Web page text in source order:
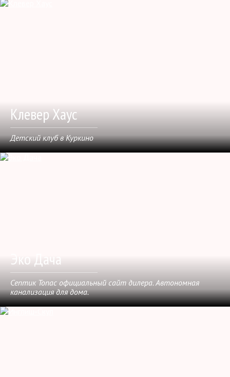
Клевер Хаус
Детский клуб в Куркино
Эко Дача
Септик Топас официальный сайт дилера. Автономная
канализация для дома.